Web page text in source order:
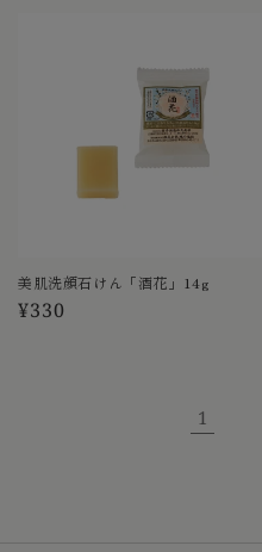
美肌洗顔石けん「酒花」14g
通
¥330
1